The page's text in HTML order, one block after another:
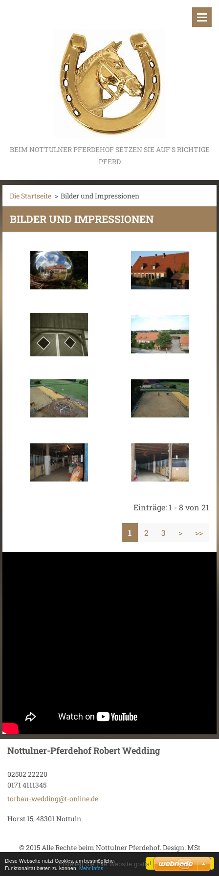
Zustimmen
Diese Webseite nutzt Cookies, um bestmögliche
Funktionalität bieten zu können.Mehr Infos
BEIM NOTTULNER PFERDEHOF SETZEN SIE AUF'S RICHTIGE
PFERD
Die Startseite > Bilder und Impressionen
BILDER UND IMPRESSIONEN
Einträge: 1 - 8 von 21
1 2 3 > >>
Nottulner-Pferdehof Robert Wedding
02502 22220
0171 4111345
torbau-wedding@t-online.de
Horst 15, 48301 Nottuln
© 2015 Alle Rechte beim Nottulner Pferdehof. Design: MSt
Erstellen Sie Ihre Website gratis!